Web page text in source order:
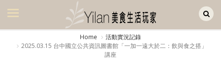
美食集
美飲集
Home
活動實況記錄
2025.03.15 台中國立公共資訊圖書館「一加一遠大於二：飲與食之搭」
講座